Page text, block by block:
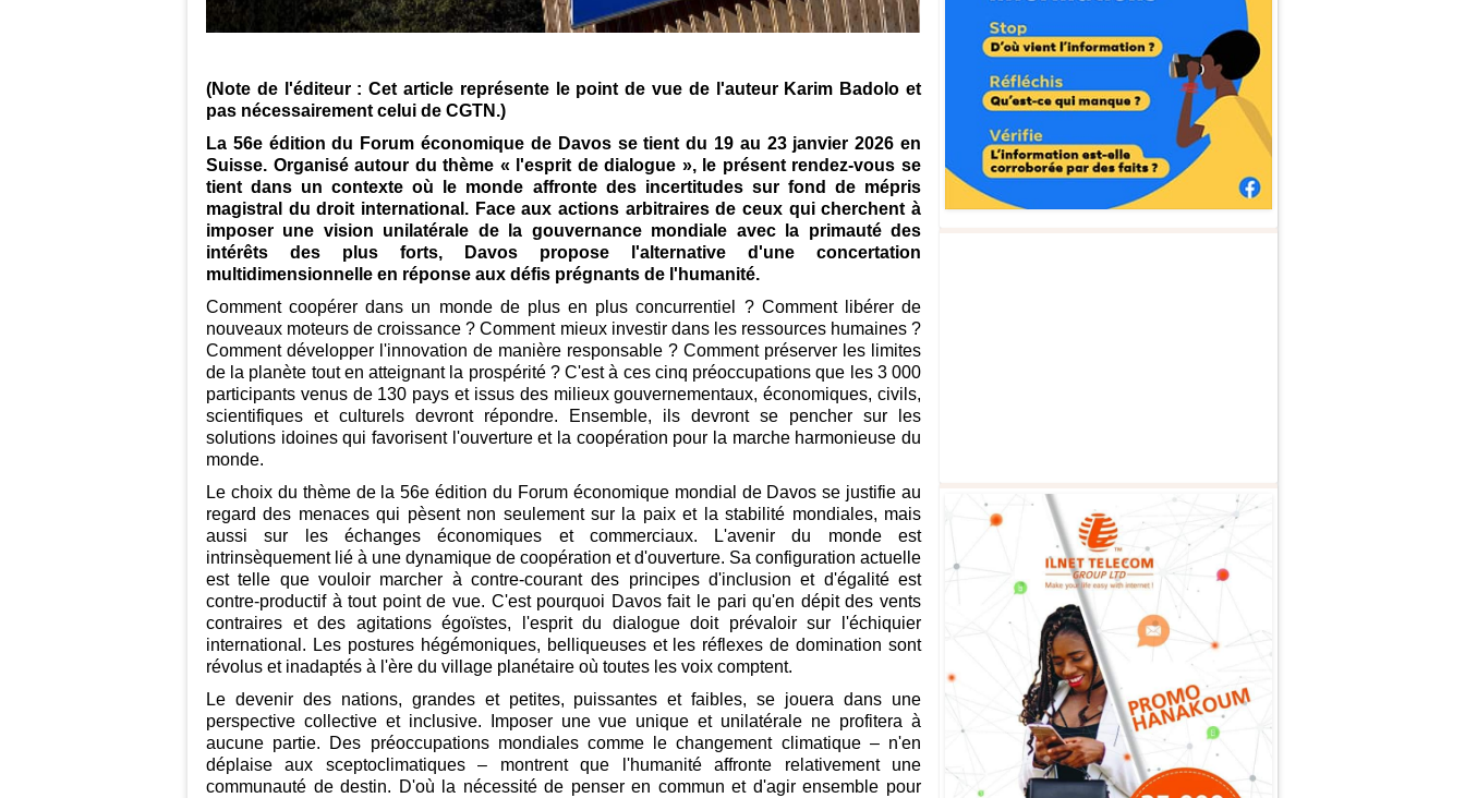
(Note de l'éditeur : Cet article représente le point de vue de l'auteur Karim Badolo et
pas nécessairement celui de CGTN.)
La 56e édition du Forum économique de Davos se tient du 19 au 23 janvier 2026 en
Suisse. Organisé autour du thème « l'esprit de dialogue », le présent rendez-vous se
tient dans un contexte où le monde affronte des incertitudes sur fond de mépris
magistral du droit international. Face aux actions arbitraires de ceux qui cherchent à
imposer une vision unilatérale de la gouvernance mondiale avec la primauté des
intérêts des plus forts, Davos propose l'alternative d'une concertation
multidimensionnelle en réponse aux défis prégnants de l'humanité.
Comment coopérer dans un monde de plus en plus concurrentiel ? Comment libérer de
nouveaux moteurs de croissance ? Comment mieux investir dans les ressources humaines ?
Comment développer l'innovation de manière responsable ? Comment préserver les limites
de la planète tout en atteignant la prospérité ? C'est à ces cinq préoccupations que les 3 000
participants venus de 130 pays et issus des milieux gouvernementaux, économiques, civils,
scientifiques et culturels devront répondre. Ensemble, ils devront se pencher sur les
solutions idoines qui favorisent l'ouverture et la coopération pour la marche harmonieuse du
monde.
Le choix du thème de la 56e édition du Forum économique mondial de Davos se justifie au
regard des menaces qui pèsent non seulement sur la paix et la stabilité mondiales, mais
aussi sur les échanges économiques et commerciaux. L'avenir du monde est
intrinsèquement lié à une dynamique de coopération et d'ouverture. Sa configuration actuelle
est telle que vouloir marcher à contre-courant des principes d'inclusion et d'égalité est
contre-productif à tout point de vue. C'est pourquoi Davos fait le pari qu'en dépit des vents
contraires et des agitations égoïstes, l'esprit du dialogue doit prévaloir sur l'échiquier
international. Les postures hégémoniques, belliqueuses et les réflexes de domination sont
révolus et inadaptés à l'ère du village planétaire où toutes les voix comptent.
Le devenir des nations, grandes et petites, puissantes et faibles, se jouera dans une
perspective collective et inclusive. Imposer une vue unique et unilatérale ne profitera à
aucune partie. Des préoccupations mondiales comme le changement climatique – n'en
déplaise aux sceptoclimatiques – montrent que l'humanité affronte relativement une
communauté de destin. D'où la nécessité de penser en commun et d'agir ensemble pour